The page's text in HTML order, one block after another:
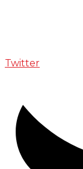
Twitter